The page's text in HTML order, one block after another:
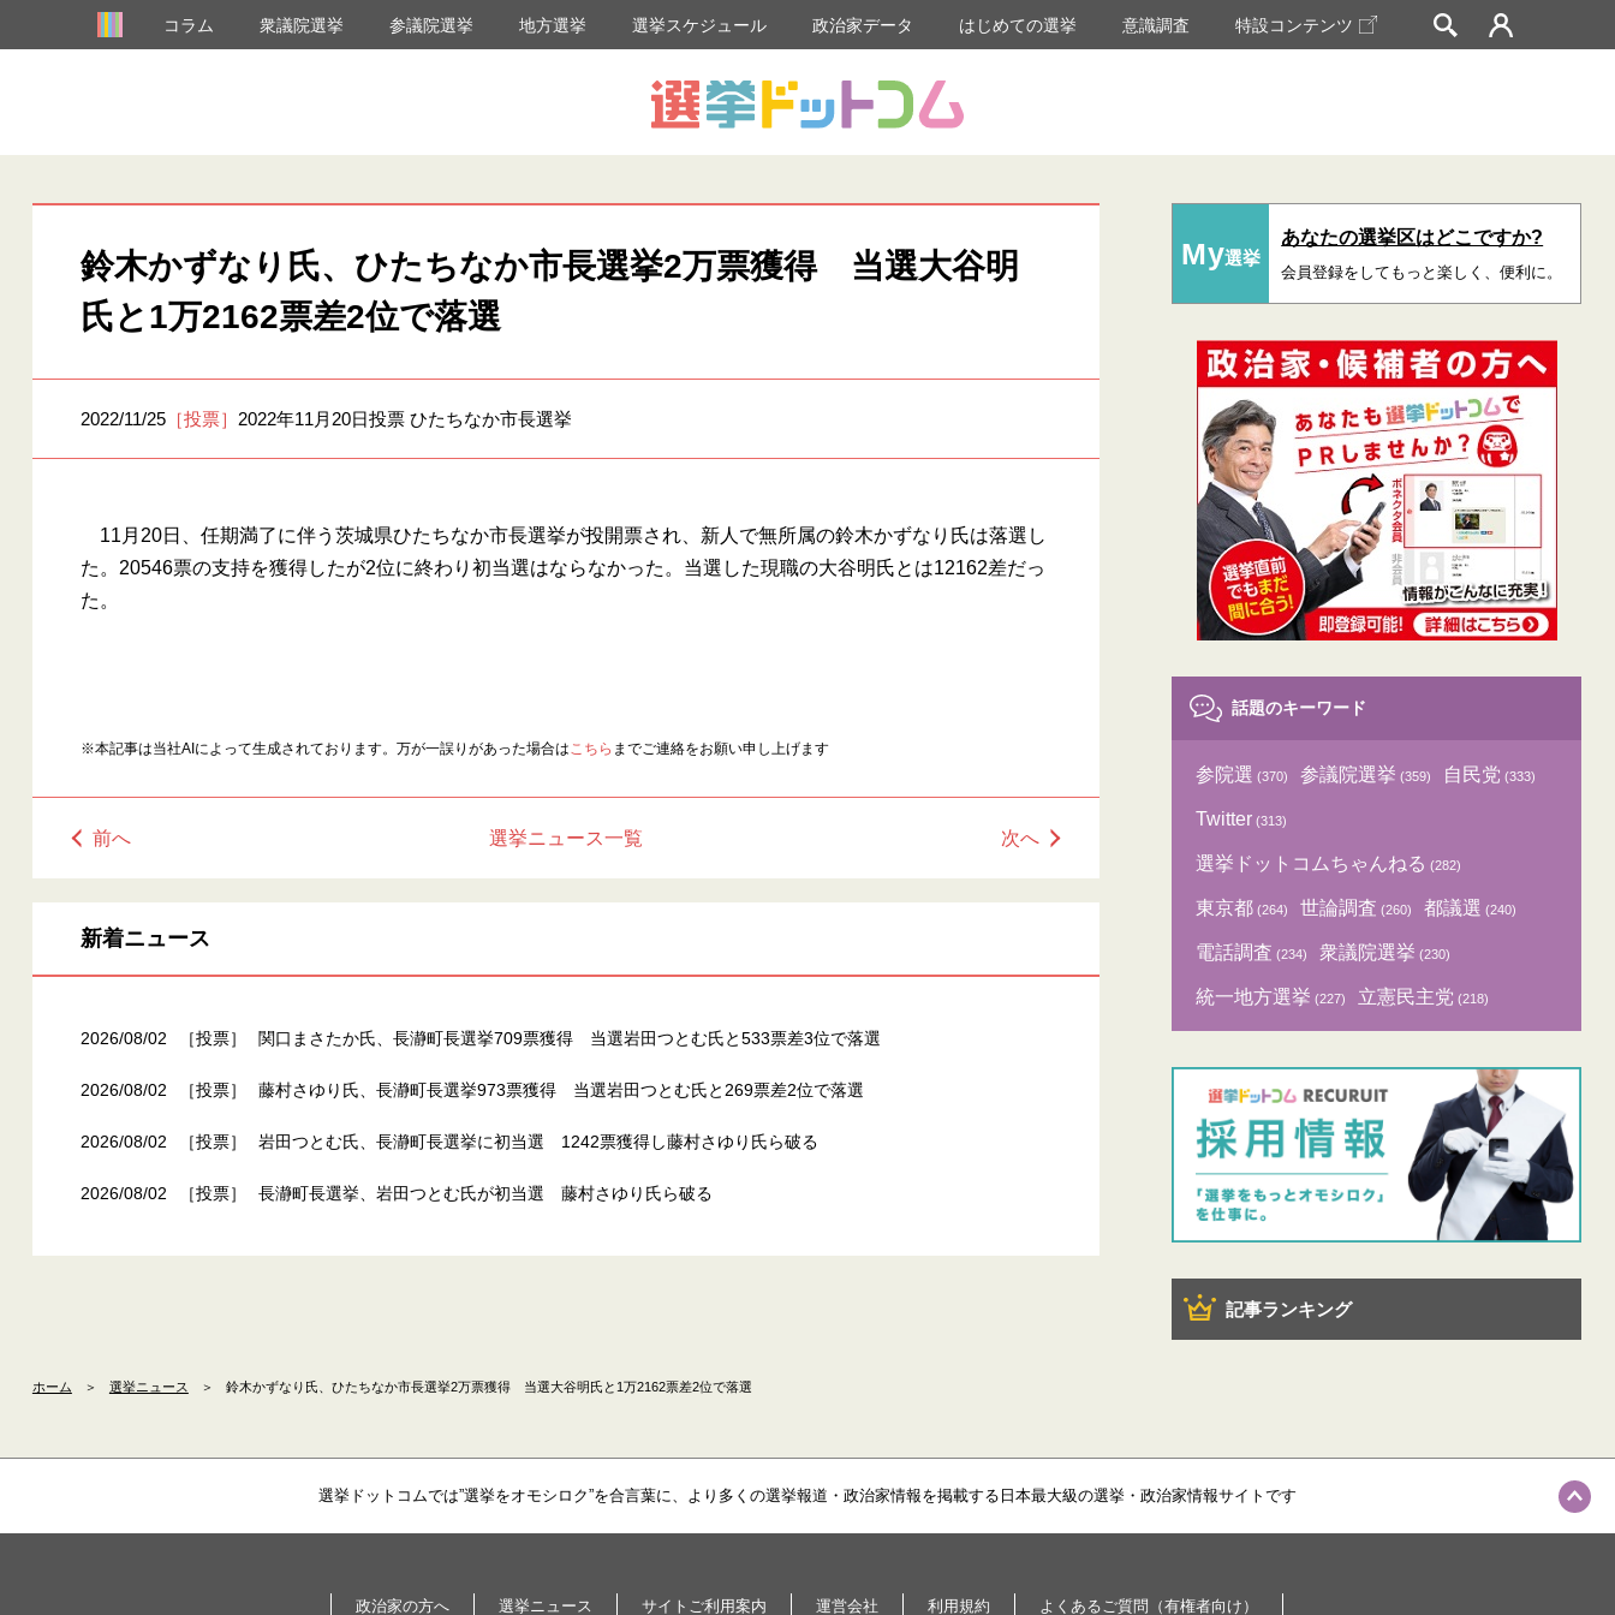
コラム 衆議院選挙 参議院選挙 地方選挙 選挙スケジュール 政治家データ はじめての選挙 意識調査 特設コンテンツ
鈴木かずなり氏、ひたちなか市長選挙2万票獲得 当選大谷明
氏と1万2162票差2位で落選
2022/11/25［投票］ 2022年11月20日投票 ひたちなか市長選挙
11月20日、任期満了に伴う茨城県ひたちなか市長選挙が投開票され、新人で無所属の鈴木かずなり氏は落選し
た。20546票の支持を獲得したが2位に終わり初当選はならなかった。当選した現職の大谷明氏とは12162差だっ
た。
※本記事は当社AIによって生成されております。万が一誤りがあった場合はこちら までご連絡をお願い申し上げます
前へ 選挙ニュース一覧 次へ
新着ニュース
2026/08/02 ［投票］ 関口まさたか氏、長瀞町長選挙709票獲得 当選岩田つとむ氏と533票差3位で落選
2026/08/02 ［投票］ 藤村さゆり氏、長瀞町長選挙973票獲得 当選岩田つとむ氏と269票差2位で落選
2026/08/02 ［投票］ 岩田つとむ氏、長瀞町長選挙に初当選 1242票獲得し藤村さゆり氏ら破る
2026/08/02 ［投票］ 長瀞町長選挙、岩田つとむ氏が初当選 藤村さゆり氏ら破る
My選挙
あなたの選挙区はどこですか?
会員登録をしてもっと楽しく、便利に。
話題のキーワード
参院選 (370) 参議院選挙 (359) 自民党 (333)
Twitter (313)
選挙ドットコムちゃんねる (282)
東京都 (264) 世論調査 (260) 都議選 (240)
電話調査 (234) 衆議院選挙 (230)
統一地方選挙 (227) 立憲民主党 (218)
記事ランキング
ホーム ＞ 選挙ニュース ＞ 鈴木かずなり氏、ひたちなか市長選挙2万票獲得 当選大谷明氏と1万2162票差2位で落選
選挙ドットコムでは”選挙をオモシロク”を合言葉に、より多くの選挙報道・政治家情報を掲載する日本最大級の選挙・政治家情報サイトです
政治家の方へ 選挙ニュース サイトご利用案内 運営会社 利用規約 よくあるご質問（有権者向け）